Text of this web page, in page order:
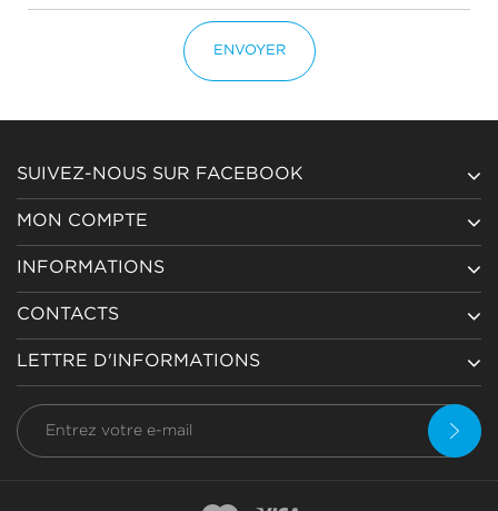
ENVOYER
SUIVEZ-NOUS SUR FACEBOOK
MON COMPTE
INFORMATIONS
CONTACTS
LETTRE D'INFORMATIONS